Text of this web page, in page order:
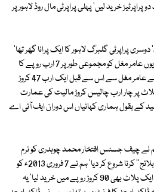
دو پراپرٹیز خرید لیں' پہلی پراپرٹی مال روڈ لاہور پر
میں خریدی' دوسری پراپرٹی گلبرگ لاہور کا ایک پرانا گھر تھا'
یہ گھر 33 کروڑ روپے میں خریدا گیا' یوں عامر مغل کو مجموعی طور پر 7 ارب روپے کا
فائدہ پہنچایا گیا (نوٹ: گوندل برادرز نے عامر مغل سے اس سے قبل ایک ارب 47 کروڑ
پر چار ارب چالیس کروڑ مالیت کی عمارت
کے بقول ہماری کہانیاں اس دوران ایف آئی اے
نے چیف جسٹس افتخار محمد چوہدری کو نرم
کرنے کے لیے ڈاکٹر امجد کو مزید ''اوبلائج'' کرنا شروع کر دیا' ہم نے 7 فروری 2013ء کو
ایڈن ہاؤسنگ سوسائٹی فیصل آباد کا ایک پلاٹ بھی 90 کروڑ روپے میں خرید لیا' یہ